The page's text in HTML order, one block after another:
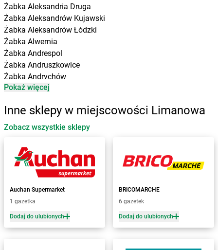
Żabka Aleksandria Druga
Żabka Aleksandrów Kujawski
Żabka Aleksandrów Łódzki
Żabka Alwernia
Żabka Andrespol
Żabka Andruszkowice
Żabka Andrychów
Żabka Antonie
Żabka Automat
Żabka Babica
Żabka Babimost
Żabka Baborów
Baboszewo
Żabka Bachowice
Żabka Bądkowo
Żabka Bąków
Pokaż więcej
Inne sklepy w miejscowości Limanowa
Zobacz wszystkie sklepy
Auchan Supermarket
1 gazetka
Dodaj do ulubionych
BRICOMARCHE
6 gazetek
Dodaj do ulubionych